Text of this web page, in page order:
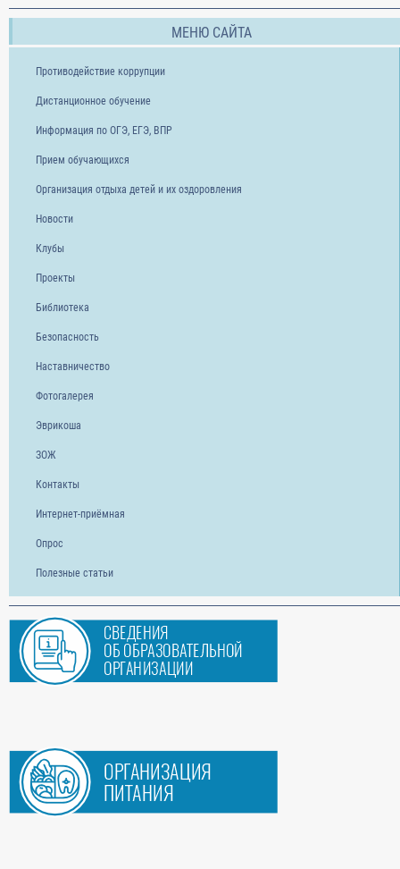
МЕНЮ САЙТА
Противодействие коррупции
Дистанционное обучение
Информация по ОГЭ, ЕГЭ, ВПР
Прием обучающихся
Организация отдыха детей и их оздоровления
Новости
Клубы
Проекты
Библиотека
Безопасность
Наставничество
Фотогалерея
Эврикоша
ЗОЖ
Контакты
Интернет-приёмная
Опрос
Полезные статьи